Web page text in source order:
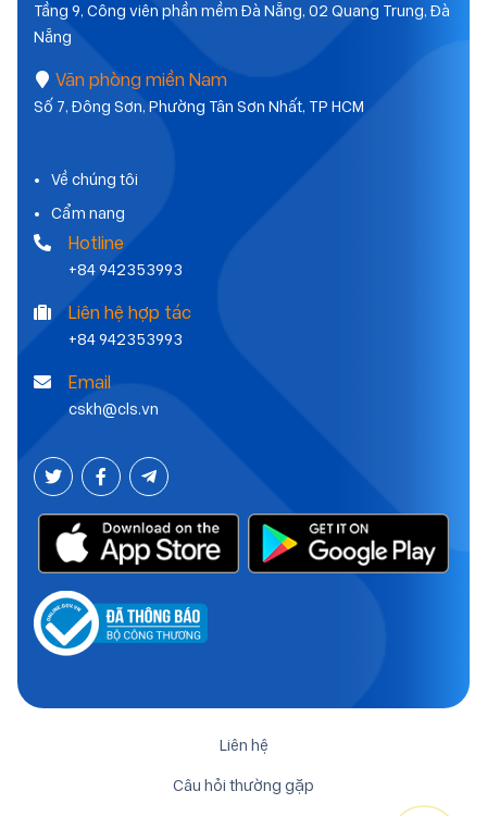
Tầng 9, Công viên phần mềm Đà Nẵng, 02 Quang Trung, Đà
Nẵng
Văn phòng miền Nam
Số 7, Đông Sơn, Phường Tân Sơn Nhất, TP HCM
Về chúng tôi
Cẩm nang
Hotline
+84 942353993
Liên hệ hợp tác
+84 942353993
Email
cskh@cls.vn
Liên hệ
Câu hỏi thường gặp